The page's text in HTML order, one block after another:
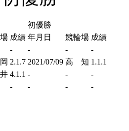
初優勝
成績 年月日 競輪場 成績
- - -
-
2.1.7 2021/07/09 高 知 1.1.1
4.1.1 - -
-
- - - -